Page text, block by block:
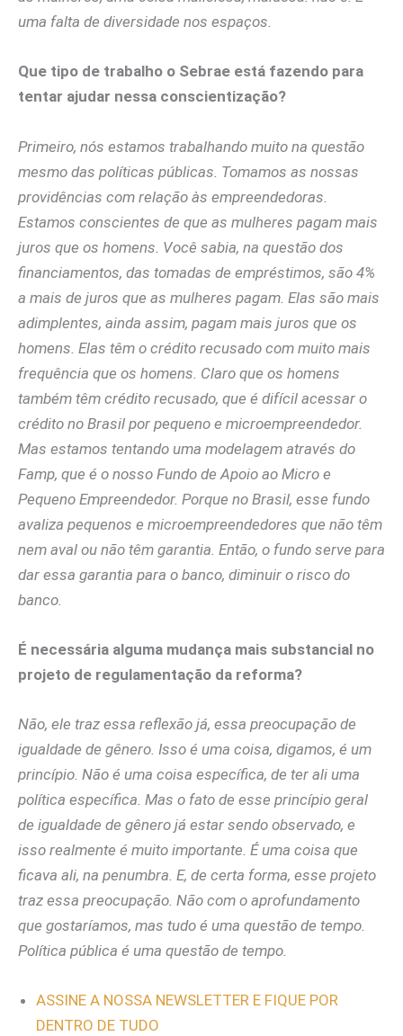
uma falta de diversidade nos espaços.
Que tipo de trabalho o Sebrae está fazendo para
tentar ajudar nessa conscientização?
Primeiro, nós estamos trabalhando muito na questão
mesmo das políticas públicas. Tomamos as nossas
providências com relação às empreendedoras.
Estamos conscientes de que as mulheres pagam mais
juros que os homens. Você sabia, na questão dos
financiamentos, das tomadas de empréstimos, são 4%
a mais de juros que as mulheres pagam. Elas são mais
adimplentes, ainda assim, pagam mais juros que os
homens. Elas têm o crédito recusado com muito mais
frequência que os homens. Claro que os homens
também têm crédito recusado, que é difícil acessar o
crédito no Brasil por pequeno e microempreendedor.
Mas estamos tentando uma modelagem através do
Famp, que é o nosso Fundo de Apoio ao Micro e
Pequeno Empreendedor. Porque no Brasil, esse fundo
avaliza pequenos e microempreendedores que não têm
nem aval ou não têm garantia. Então, o fundo serve para
dar essa garantia para o banco, diminuir o risco do
banco.
É necessária alguma mudança mais substancial no
projeto de regulamentação da reforma?
Não, ele traz essa reflexão já, essa preocupação de
igualdade de gênero. Isso é uma coisa, digamos, é um
princípio. Não é uma coisa específica, de ter ali uma
política específica. Mas o fato de esse princípio geral
de igualdade de gênero já estar sendo observado, e
isso realmente é muito importante. É uma coisa que
ficava ali, na penumbra. E, de certa forma, esse projeto
traz essa preocupação. Não com o aprofundamento
que gostaríamos, mas tudo é uma questão de tempo.
Política pública é uma questão de tempo.
ASSINE A NOSSA NEWSLETTER E FIQUE POR
DENTRO DE TUDO